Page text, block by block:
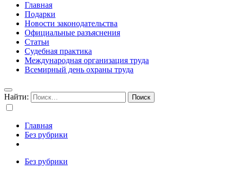
Главная
Подарки
Новости законодательства
Официальные разъяснения
Статьи
Судебная практика
Международная организация труда
Всемирный день охраны труда
Найти:
Главная
Без рубрики
Без рубрики